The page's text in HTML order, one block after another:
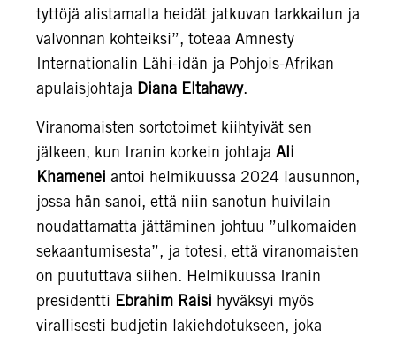
tyttöjä alistamalla heidät jatkuvan tarkkailun ja
valvonnan kohteiksi”, toteaa Amnesty
Internationalin Lähi-idän ja Pohjois-Afrikan
apulaisjohtaja Diana Eltahawy.
Viranomaisten sortotoimet kiihtyivät sen
jälkeen, kun Iranin korkein johtaja Ali
Khamenei antoi helmikuussa 2024 lausunnon,
jossa hän sanoi, että niin sanotun huivilain
noudattamatta jättäminen johtuu ”ulkomaiden
sekaantumisesta”, ja totesi, että viranomaisten
on puututtava siihen. Helmikuussa Iranin
presidentti Ebrahim Raisi hyväksyi myös
virallisesti budjetin lakiehdotukseen, joka